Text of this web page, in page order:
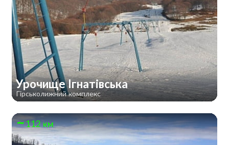
Урочище Ігнатівська
Гірськолижний комплекс
112 км